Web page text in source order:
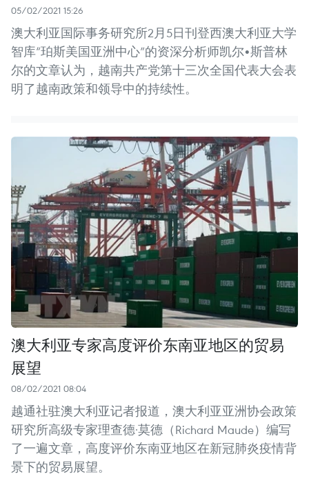
05/02/2021 15:26
澳大利亚国际事务研究所2月5日刊登西澳大利亚大学
智库“珀斯美国亚洲中心”的资深分析师凯尔•斯普林
尔的文章认为，越南共产党第十三次全国代表大会表
明了越南政策和领导中的持续性。
澳大利亚专家高度评价东南亚地区的贸易
展望
08/02/2021 08:04
越通社驻澳大利亚记者报道，澳大利亚亚洲协会政策
研究所高级专家理查德·莫德（Richard Maude）编写
了一遍文章，高度评价东南亚地区在新冠肺炎疫情背
景下的贸易展望。